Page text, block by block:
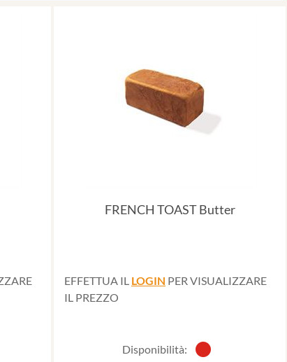
FRENCH TOAST Butter
EFFETTUA IL LOGIN PER VISUALIZZARE
IL PREZZO
Disponibilità: